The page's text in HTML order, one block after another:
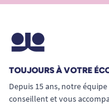
TOUJOURS À VOTRE
Depuis 15 ans, notre équipe
conseillent et vous